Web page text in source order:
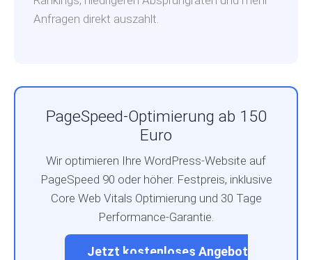
Anfragen direkt auszahlt.
PageSpeed-Optimierung ab 150
Euro
Wir optimieren Ihre WordPress-Website auf
PageSpeed 90 oder höher. Festpreis, inklusive
Core Web Vitals Optimierung und 30 Tage
Performance-Garantie.
Jetzt kostenloses Angebot